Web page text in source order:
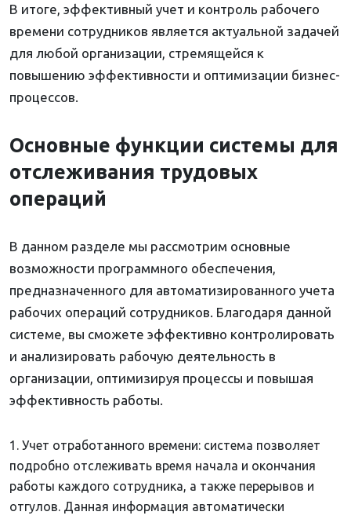
В итоге, эффективный учет и контроль рабочего
времени сотрудников является актуальной задачей
для любой организации, стремящейся к
повышению эффективности и оптимизации бизнес-
процессов.
Основные функции системы для
отслеживания трудовых
операций
В данном разделе мы рассмотрим основные
возможности программного обеспечения,
предназначенного для автоматизированного учета
рабочих операций сотрудников. Благодаря данной
системе, вы сможете эффективно контролировать
и анализировать рабочую деятельность в
организации, оптимизируя процессы и повышая
эффективность работы.
Учет отработанного времени: система позволяет
подробно отслеживать время начала и окончания
работы каждого сотрудника, а также перерывов и
отгулов. Данная информация автоматически